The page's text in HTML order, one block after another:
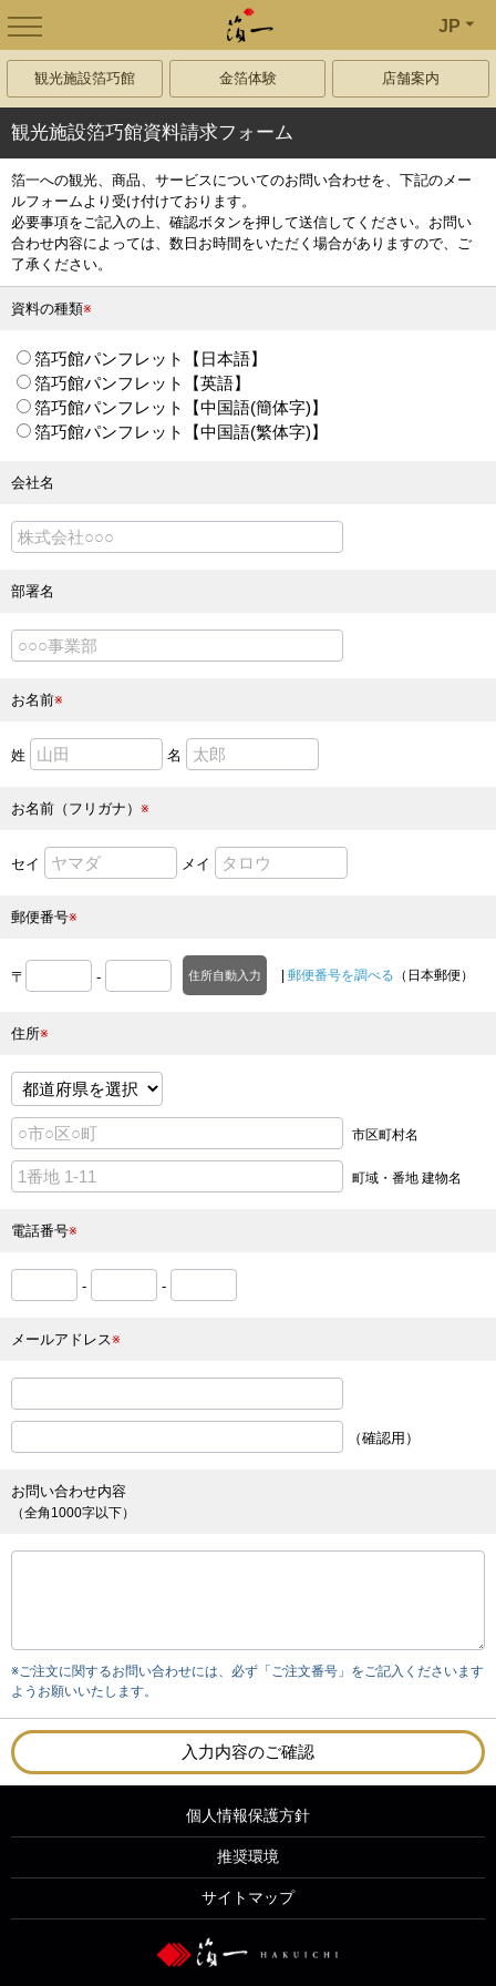
JP
観光施設箔巧館 金箔体験 店舗案内
観光施設箔巧館資料請求フォーム
箔一への観光、商品、サービスについてのお問い合わせを、下記のメー
ルフォームより受け付けております。
必要事項をご記入の上、確認ボタンを押して送信してください。お問い
合わせ内容によっては、数日お時間をいただく場合がありますので、ご
了承ください。
資料の種類※
箔巧館パンフレット【日本語】
箔巧館パンフレット【英語】
箔巧館パンフレット【中国語(簡体字)】
箔巧館パンフレット【中国語(繁体字)】
会社名
部署名
お名前※
姓 名
お名前（フリガナ） ※
セイ メイ
郵便番号※
〒 - 住所自動入力 郵便番号を調べる （日本郵便）
住所※
市区町村名
町域・番地 建物名
電話番号※
- -
メールアドレス※
（確認用）
お問い合わせ内容
（全角1000字以下）
※ご注文に関するお問い合わせには、必ず「ご注文番号」をご記入くださいます
ようお願いいたします。
入力内容のご確認
個人情報保護方針
推奨環境
サイトマップ